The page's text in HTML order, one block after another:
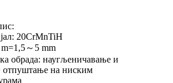
20CrMnTiH
～5 mm
обрада: наугљеничавање и
на ниским